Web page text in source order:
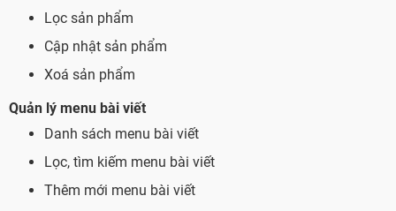
Lọc sản phẩm
Cập nhật sản phẩm
Xoá sản phẩm
Quản lý menu bài viết
Danh sách menu bài viết
Lọc, tìm kiếm menu bài viết
Thêm mới menu bài viết